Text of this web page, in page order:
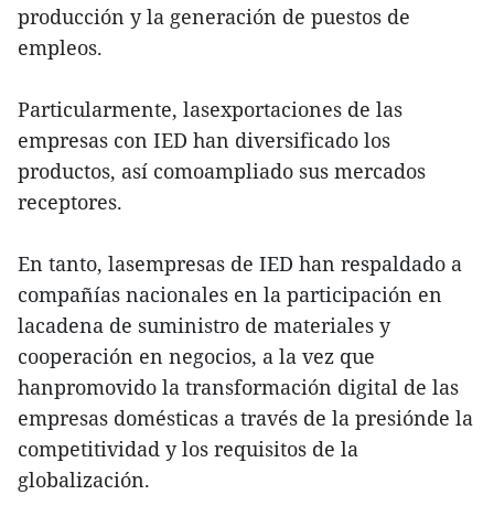
producción y la generación de puestos de
empleos.
Particularmente, lasexportaciones de las
empresas con IED han diversificado los
productos, así comoampliado sus mercados
receptores.
En tanto, lasempresas de IED han respaldado a
compañías nacionales en la participación en
lacadena de suministro de materiales y
cooperación en negocios, a la vez que
hanpromovido la transformación digital de las
empresas domésticas a través de la presiónde la
competitividad y los requisitos de la
globalización.